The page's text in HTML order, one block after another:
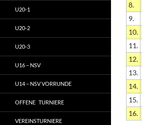
8.
9.
10.
11.
12.
13.
14.
15.
16.
U20-1
U20-2
U20-3
U16 – NSV
U14 – NSV VORRUNDE
OFFENE TURNIERE
VEREINSTURNIERE